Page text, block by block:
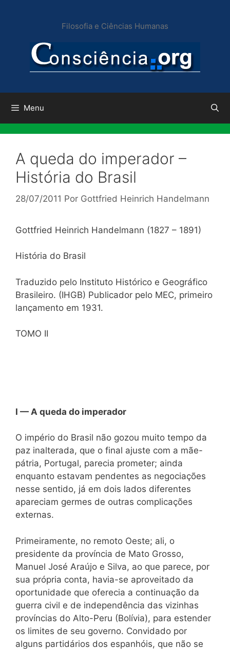
conteúdo
Filosofia e Ciências Humanas
Menu
A queda do imperador –
História do Brasil
28/07/2011 Por Gottfried Heinrich Handelmann
Gottfried Heinrich Handelmann (1827 – 1891)
História do Brasil
Traduzido pelo Instituto Histórico e Geográfico
Brasileiro. (IHGB) Publicador pelo MEC, primeiro
lançamento em 1931.
TOMO II
I — A queda do imperador
O império do Brasil não gozou muito tempo da
paz inalterada, que o final ajuste com a mãe-
pátria, Portugal, parecia prometer; ainda
enquanto estavam pendentes as negociações
nesse sentido, já em dois lados diferentes
apareciam germes de outras complicações
externas.
Primeiramente, no remoto Oeste; ali, o
presidente da província de Mato Grosso,
Manuel José Araújo e Silva, ao que parece, por
sua própria conta, havia-se aproveitado da
oportunidade que oferecia a continuação da
guerra civil e de independência das vizinhas
províncias do Alto-Peru (Bolívia), para estender
os limites de seu governo. Convidado por
alguns partidários dos espanhóis, que não se